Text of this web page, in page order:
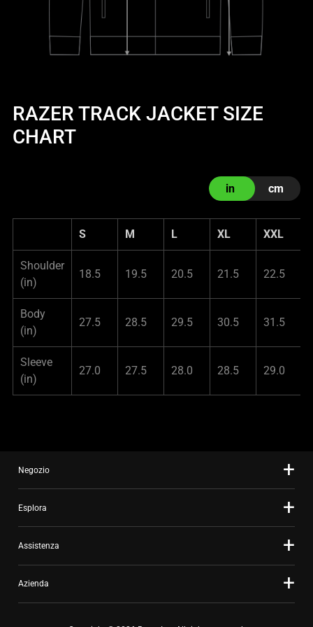
RAZER TRACK JACKET SIZE
CHART
in cm
S M L XL XXL
Shoulder
(in)
18.5 19.5 20.5 21.5 22.5
Body
(in)
27.5 28.5 29.5 30.5 31.5
Sleeve
(in)
27.0 27.5 28.0 28.5 29.0
Negozio
Esplora
Assistenza
Azienda